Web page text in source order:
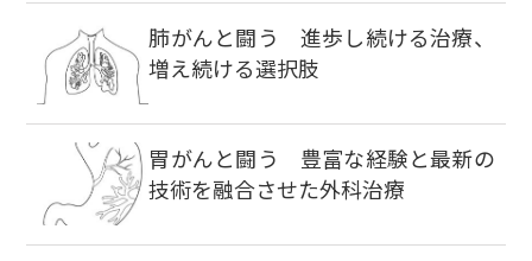
肺がんと闘う 進歩し続ける治療、
増え続ける選択肢
胃がんと闘う 豊富な経験と最新の
技術を融合させた外科治療